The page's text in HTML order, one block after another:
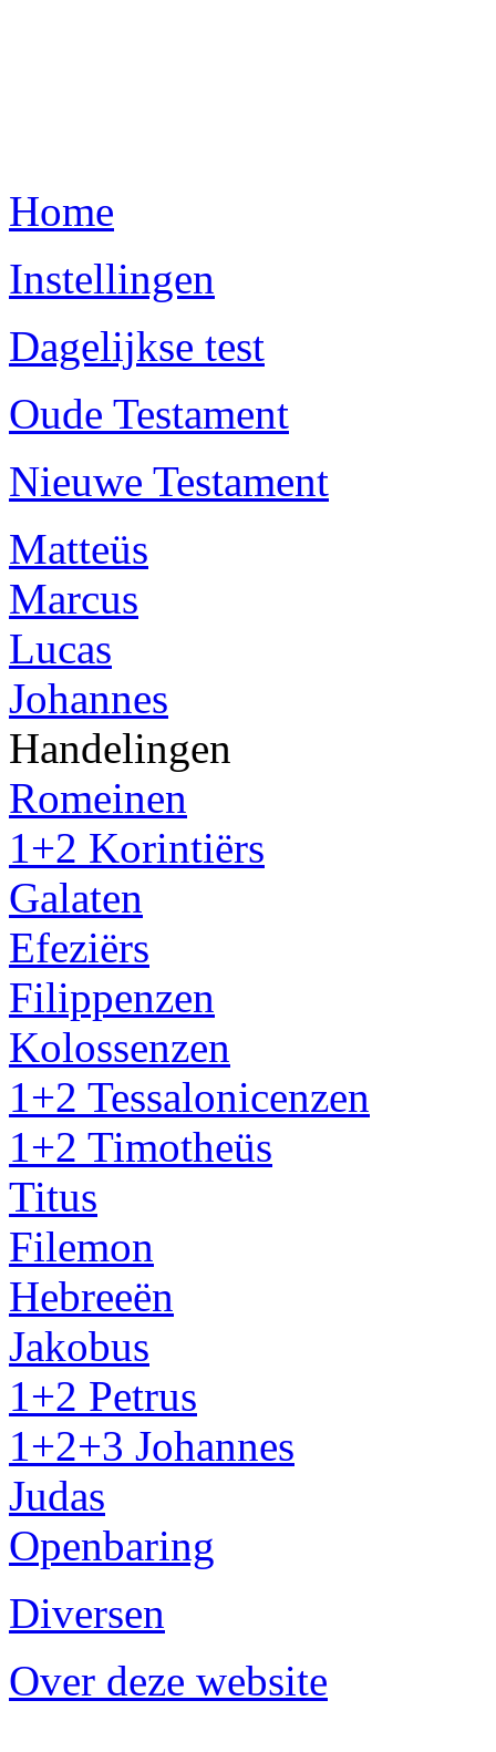
Home
Instellingen
Dagelijkse test
Oude Testament
Nieuwe Testament
Matteüs
Marcus
Lucas
Johannes
Handelingen
Romeinen
1+2 Korintiërs
Galaten
Efeziërs
Filippenzen
Kolossenzen
1+2 Tessalonicenzen
1+2 Timotheüs
Titus
Filemon
Hebreeën
Jakobus
1+2 Petrus
1+2+3 Johannes
Judas
Openbaring
Diversen
Over deze website